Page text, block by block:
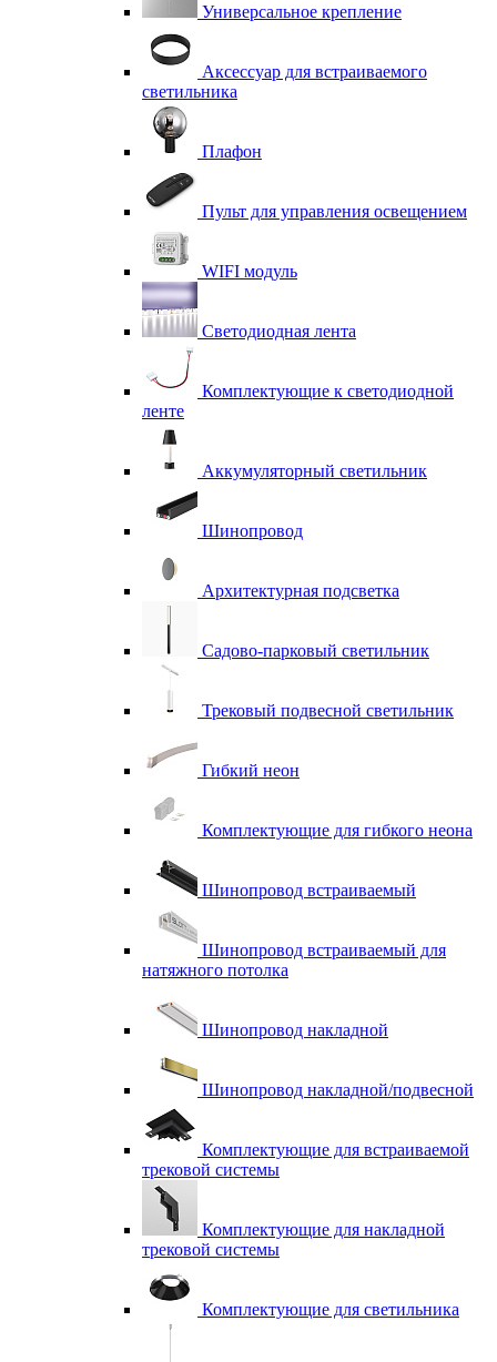
Универсальное крепление
Аксессуар для встраиваемого
светильника
Плафон
Пульт для управления освещением
WIFI модуль
Светодиодная лента
Комплектующие к светодиодной
ленте
Аккумуляторный светильник
Шинопровод
Архитектурная подсветка
Садово-парковый светильник
Трековый подвесной светильник
Гибкий неон
Комплектующие для гибкого неона
Шинопровод встраиваемый
Шинопровод встраиваемый для
натяжного потолка
Шинопровод накладной
Шинопровод накладной/подвесной
Комплектующие для встраиваемой
трековой системы
Комплектующие для накладной
трековой системы
Комплектующие для светильника